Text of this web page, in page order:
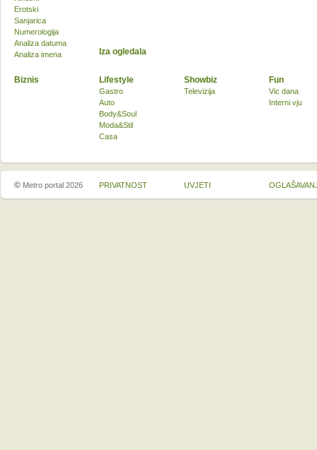
Biznis Lifestyle
Gastro
Auto
Body&Soul
Moda&Stil
Casa
Showbiz
Televizija
Fun
Vic dana
Interni vju
Erotski
Sanjarica
Numerologija
Analiza datuma
Analiza imena
Iza ogledala
© Metro portal 2026 PRIVATNOST UVJETI